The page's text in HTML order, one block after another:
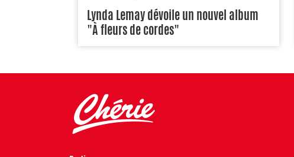
Lynda Lemay dévoile un nouvel album
"À fleurs de cordes"